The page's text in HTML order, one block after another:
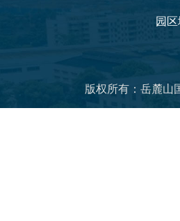
园
版权所有：岳麓山